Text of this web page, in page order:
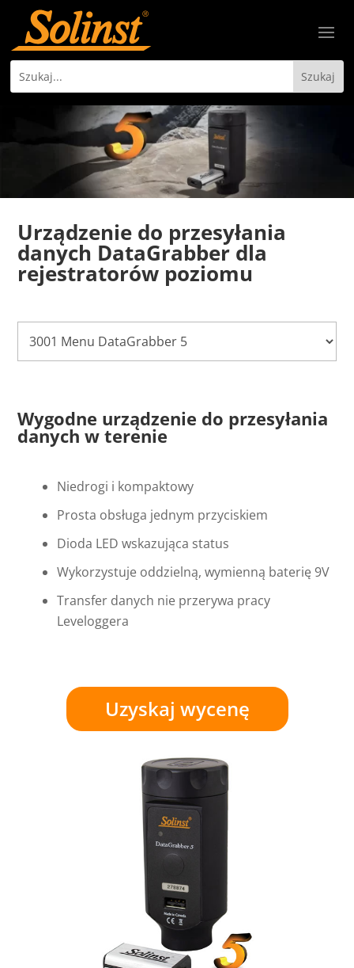
Urządzenie do przesyłania
danych DataGrabber dla
rejestratorów poziomu
Wygodne urządzenie do przesyłania
danych w terenie
Niedrogi i kompaktowy
Prosta obsługa jednym przyciskiem
Dioda LED wskazująca status
Wykorzystuje oddzielną, wymienną baterię 9V
Transfer danych nie przerywa pracy
Leveloggera
Uzyskaj wycenę